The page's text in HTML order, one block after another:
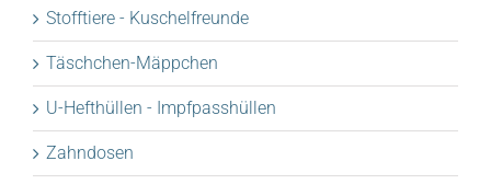
Stofftiere - Kuschelfreunde
Täschchen-Mäppchen
U-Hefthüllen - Impfpasshüllen
Zahndosen